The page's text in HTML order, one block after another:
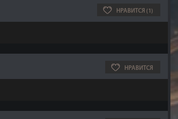
НРАВИТСЯ (1)
НРАВИТСЯ